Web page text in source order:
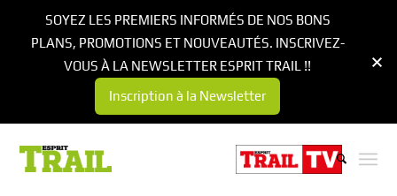
SOYEZ LES PREMIERS INFORMÉS DE NOS BONS
PLANS, PROMOTIONS ET NOUVEAUTÉS. INSCRIVEZ-
VOUS À LA NEWSLETTER ESPRIT TRAIL !!
Inscription à la Newsletter